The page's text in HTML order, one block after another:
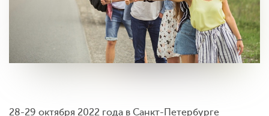
28-29 октября 2022 года в Санкт-Петербурге